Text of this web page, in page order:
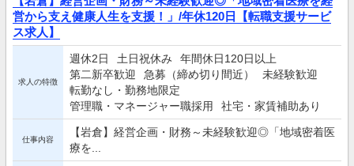
営から支え健康人生を支援！」/年休120日【転職支援サービ
ス求人】
求人の特徴
週休2日 土日祝休み
年間休日120日以上
第二新卒歓迎
急募（締め切り間近）
未経験歓迎
転勤なし・勤務地限定
管理職・マネージャー職採用
社宅・家賃補助あり
仕事内容
【岩倉】経営企画・財務～未経験歓迎◎「地域密着医
療を...